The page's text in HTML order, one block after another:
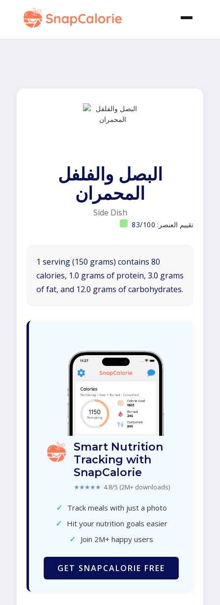
البصل والفلفل
المحمران
Side Dish
تقييم العنصر: 83/100
1 serving (150 grams) contains 80
calories, 1.0 grams of protein, 3.0 grams
of fat, and 12.0 grams of carbohydrates.
Smart Nutrition
Tracking with
SnapCalorie
★★★★★ 4.8/5 (2M+ downloads)
✓ Track meals with just a photo
✓ Hit your nutrition goals easier
✓ Join 2M+ happy users
GET SNAPCALORIE FREE